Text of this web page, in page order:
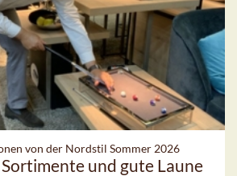
von der Nordstil Sommer 2026
und gute Laune